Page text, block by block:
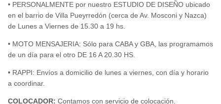
• PERSONALMENTE por nuestro ESTUDIO DE DISEÑO ubicado
en el barrio de Villa Pueyrredón (cerca de Av. Mosconi y Nazca)
de Lunes a Viernes de 15.30 a 19 hs.
• MOTO MENSAJERIA: Sólo para CABA y GBA, las programamos
de un día para el otro DE 16 A 20.30 HS.
• RAPPI: Envíos a domicilio de lunes a viernes, con día y horario
a coordinar.
COLOCADOR: Contamos con servicio de colocación.